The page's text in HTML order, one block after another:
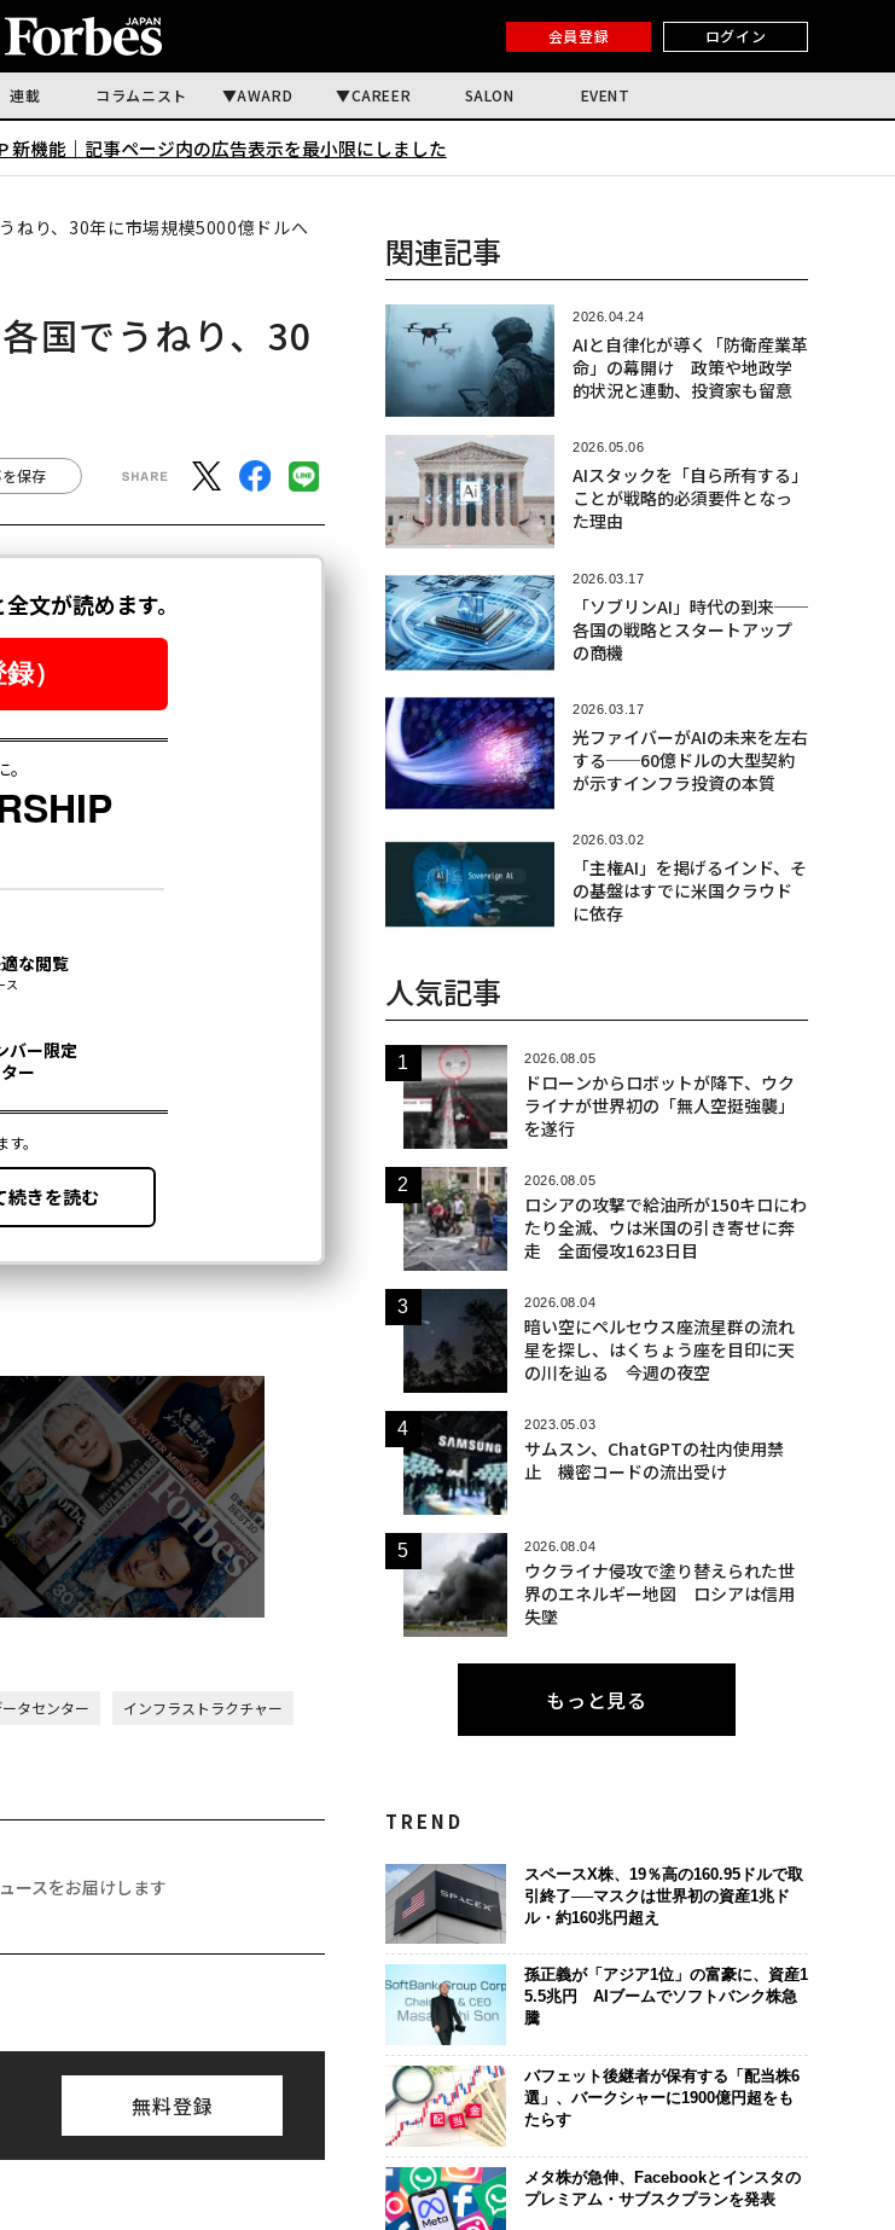
会員登録 ログイン
連載 コラムニスト AWARD CAREER SALON EVENT
新機能｜ 記事ページ内の広告表示を最小限にしました
ねり、30年に市場規模5000億ドルへ
国でうねり、30
保存
ータセンター
インフラストラクチャー
ースをお届けします
無料登録
関連記事
2026.04.24
AIと自律化が導く「防衛産業革
命」の幕開け 政策や地政学
的状況と連動、投資家も留意
2026.05.06
AIスタックを「自ら所有する」
ことが戦略的必須要件となっ
た理由
2026.03.17
「ソブリンAI」時代の到来──
各国の戦略とスタートアップ
の商機
2026.03.17
光ファイバーがAIの未来を左右
する──60億ドルの大型契約
が示すインフラ投資の本質
2026.03.02
「主権AI」を掲げるインド、そ
の基盤はすでに米国クラウド
に依存
人気記事
2026.08.05
ドローンからロボットが降下、ウク
ライナが世界初の「無人空挺強襲」
を遂行
2026.08.05
ロシアの攻撃で給油所が150キロにわ
たり全滅、ウは米国の引き寄せに奔
走 全面侵攻1623日目
2026.08.04
暗い空にペルセウス座流星群の流れ
星を探し、はくちょう座を目印に天
の川を辿る 今週の夜空
2023.05.03
サムスン、ChatGPTの社内使用禁
止 機密コードの流出受け
2026.08.04
ウクライナ侵攻で塗り替えられた世
界のエネルギー地図 ロシアは信用
失墜
もっと見る
TREND
スペースX株、19％高の160.95ドルで取
引終了──マスクは世界初の資産1兆ド
ル・約160兆円超え
孫正義が「アジア1位」の富豪に、資産1
5.5兆円 AIブームでソフトバンク株急
騰
バフェット後継者が保有する「配当株6
選」、バークシャーに1900億円超をも
たらす
メタ株が急伸、Facebookとインスタの
プレミアム・サブスクプランを発表